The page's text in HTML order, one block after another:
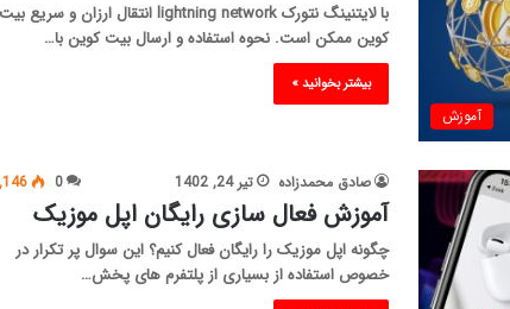
آموزش
با لایتنینگ نتورک lightning network انتقال ارزان و سریع بیت
کوین ممکن است. نحوه استفاده و ارسال بیت کوین با…
بیشتر بخوانید »
صادق محمدزاده تیر 24, 1402 0
آموزش فعال سازی رایگان اپل موزیک
چگونه اپل موزیک را رایگان فعال کنیم؟ این سوال پر تکرار در
خصوص استفاده از بسیاری از پلتفرم های پخش…